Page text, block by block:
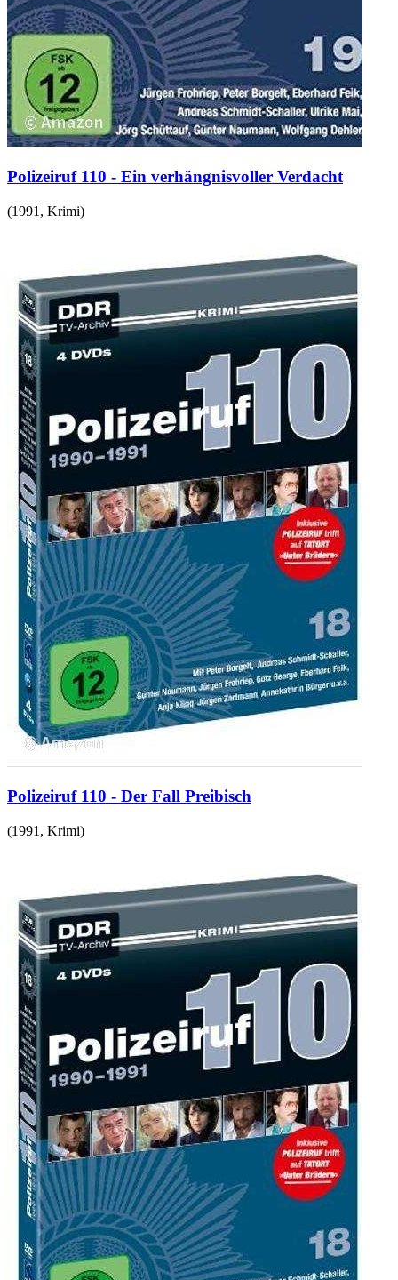
Polizeiruf 110 - Ein verhängnisvoller Verdacht
(1991 , Krimi)
Polizeiruf 110 - Der Fall Preibisch
(1991 , Krimi)